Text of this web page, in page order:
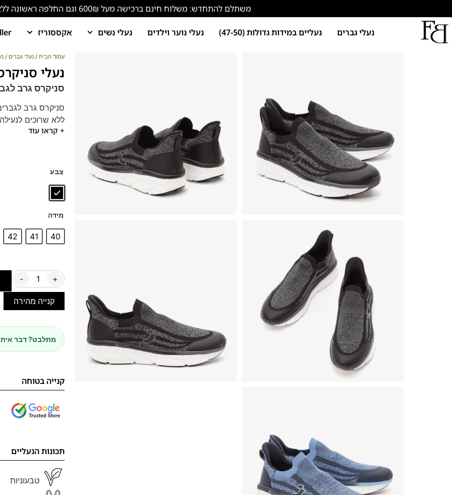
משתלם להתחדש: משלוח חינם ברכישה מעל 600₪ וגם החלפה ראשונה ללא עלות!
נעלי גברים נעליים במידות גדולות (47-50) נעלי נוער וילדים נעלי נשים אקססוריז
עמוד הבית / נעלי גברים /
נעלי סניקרס גרב
סניקרס גרב
סניקרס גרב
ללא שרוכים
ומרופדת עם
+ קראו עוד
צבע
מידה
40
41
42
- +
קנייה מהירה
מתלבט? דבר
קנייה בטוחה
תכונות הנעליים
טבעוניות